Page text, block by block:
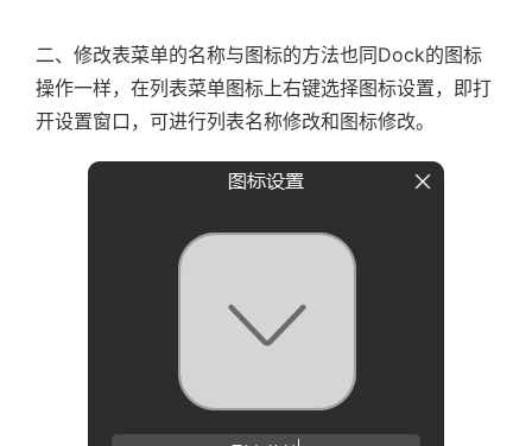
二、修改表菜单的名称与图标的方法也同Dock的图标
操作一样，在列表菜单图标上右键选择图标设置，即打
开设置窗口，可进行列表名称修改和图标修改。